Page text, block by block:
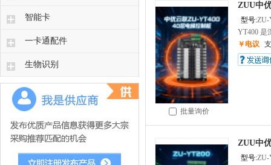
智能卡
一卡通配件
生物识别
批量询价
ZUU中
型号:ZU-
YT400 是
￥电议
ZUU中
型号:ZU-